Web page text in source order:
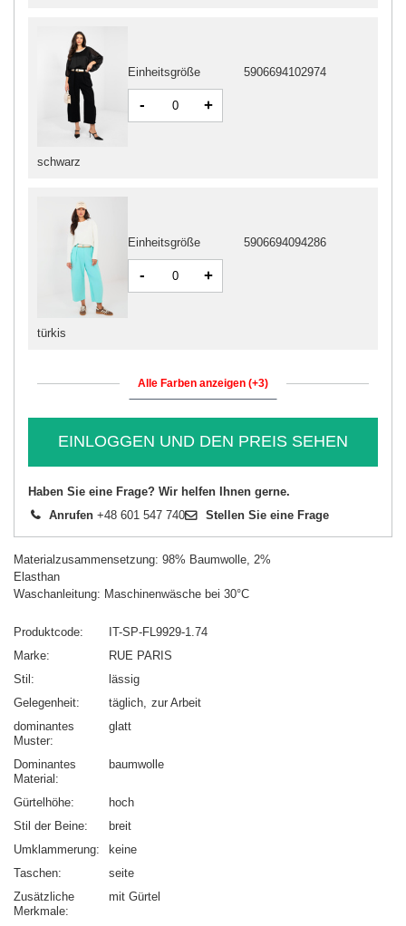
schwarz
Einheitsgröße 5906694102974
- +
türkis
Einheitsgröße 5906694094286
- +
Alle Farben anzeigen (+3)
EINLOGGEN UND DEN PREIS SEHEN
Haben Sie eine Frage? Wir helfen Ihnen gerne.
Anrufen +48 601 547 740 Stellen Sie eine Frage
Materialzusammensetzung: 98% Baumwolle, 2%
Elasthan
Waschanleitung: Maschinenwäsche bei 30°C
Produktcode
IT-SP-FL9929-1.74
Marke
RUE PARIS
Stil
lässig
Gelegenheit
täglich zur Arbeit
dominantes
Muster
glatt
Dominantes
Material
baumwolle
Gürtelhöhe
hoch
Stil der Beine
breit
Umklammerung
keine
Taschen
seite
Zusätzliche
Merkmale
mit Gürtel